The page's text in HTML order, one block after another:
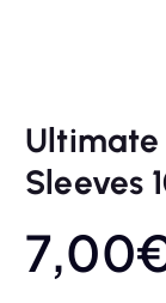
Sleeves
7,00